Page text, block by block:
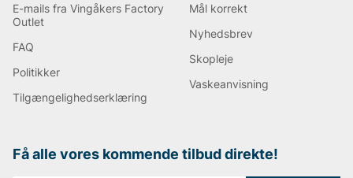
E-mails fra Vingåkers Factory
Outlet
FAQ
Politikker
Tilgængelighedserklæring
Mål korrekt
Nyhedsbrev
Skopleje
Vaskeanvisning
Få alle vores kommende tilbud direkte!